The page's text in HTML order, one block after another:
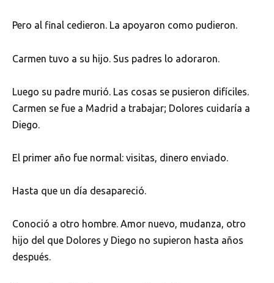
Pero al final cedieron. La apoyaron como pudieron.
Carmen tuvo a su hijo. Sus padres lo adoraron.
Luego su padre murió. Las cosas se pusieron difíciles.
Carmen se fue a Madrid a trabajar; Dolores cuidaría a
Diego.
El primer año fue normal: visitas, dinero enviado.
Hasta que un día desapareció.
Conoció a otro hombre. Amor nuevo, mudanza, otro
hijo del que Dolores y Diego no supieron hasta años
después.